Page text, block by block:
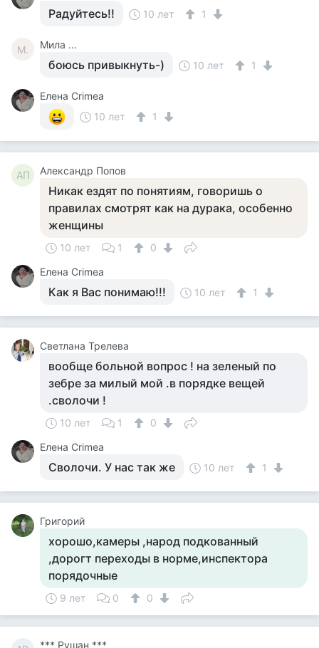
Радуйтесь!! 10 лет 1
М. Мила ...
боюсь привыкнуть-) 10 лет 1
Елена Crimea
10 лет
1
АП Александр Попов
Никак ездят по понятиям, говоришь о
правилах смотрят как на дурака, особенно
женщины
10 лет 1
0
Елена Crimea
Как я Вас понимаю!!! 10 лет 1
Светлана Трелева
вообще больной вопрос ! на зеленый по
зебре за милый мой .в порядке вещей
.сволочи !
10 лет 1
0
Елена Crimea
Сволочи. У нас так же 10 лет 1
Григорий
хорошо,камеры ,народ подкованный
,дорогт переходы в норме,инспектора
порядочные
9 лет 0 0
*** Рушан ***